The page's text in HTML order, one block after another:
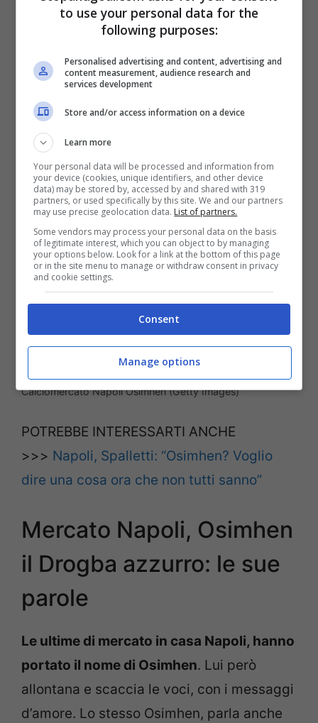
LEGGI ANCHE >>>
Osimhen nel mirino: clamoroso intreccio
con la Juve
Calciomercato Napoli Osimhen (Getty Images)
POTREBBE INTERESSARTI ANCHE
>>> Napoli, Spalletti: “Osimhen? Voglio
dire una cosa ora che non tutti sanno”
Mercato Napoli, Osimhen
il Drogba azzurro: le sue
parole
Le ultime di mercato in casa Napoli, hanno
portato il nome di Osimhen. Lui però
allontana e scaccia le voci, con i messaggi
d’amore. Lo stesso Osimhen, parla anche
to use your personal data for the
following purposes:
Personalised advertising and content, advertising and
content measurement, audience research and
services development
Store and/or access information on a device
Learn more
Your personal data will be processed and information from
your device (cookies, unique identifiers, and other device
data) may be stored by, accessed by and shared with 319
partners, or used specifically by this site. We and our partners
may use precise geolocation data. List of partners.
Some vendors may process your personal data on the basis
of legitimate interest, which you can object to by managing
your options below. Look for a link at the bottom of this page
or in the site menu to manage or withdraw consent in privacy
and cookie settings.
Consent
Manage options